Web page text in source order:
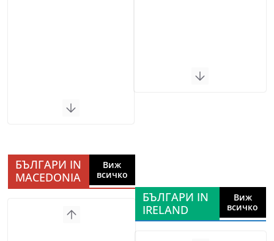
БЪЛГАРИ IN
MACEDONIA
Виж
всичко
БЪЛГАРИ IN
IRELAND
Виж
всичко